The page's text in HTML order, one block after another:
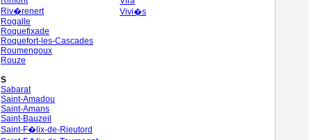
Riv�renert
Rogalle
Roquefixade
Roquefort-les-Cascades
Roumengoux
Rouze
S
Sabarat
Saint-Amadou
Saint-Amans
Saint-Bauzeil
Saint-F�lix-de-Rieutord
Vivi�s